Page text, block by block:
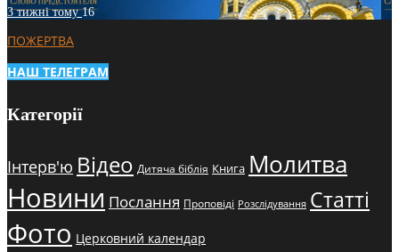
3 тижні тому16
ПОЖЕРТВА
НАШ ТЕЛЕГРАМ
Категорії
Інтерв'ю Відео Дитяча біблія Книга Молитва
Новини Послання Проповіді Розслідування Статті
Фото Церковний календар